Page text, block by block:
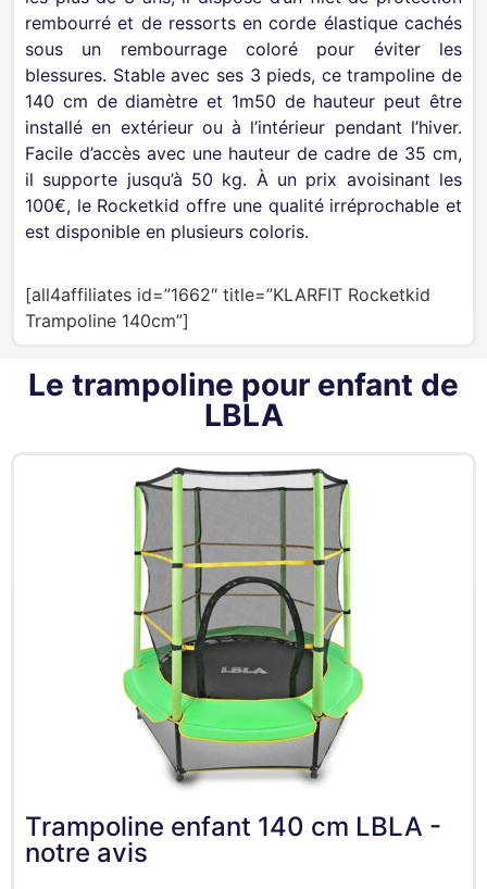
rembourré et de ressorts en corde élastique cachés
sous un rembourrage coloré pour éviter les
blessures. Stable avec ses 3 pieds, ce trampoline de
140 cm de diamètre et 1m50 de hauteur peut être
installé en extérieur ou à l’intérieur pendant l’hiver.
Facile d’accès avec une hauteur de cadre de 35 cm,
il supporte jusqu’à 50 kg. À un prix avoisinant les
100€, le Rocketkid offre une qualité irréprochable et
est disponible en plusieurs coloris.
[all4affiliates id=”1662″ title=”KLARFIT Rocketkid
Trampoline 140cm”]
Le trampoline pour enfant de
LBLA
Trampoline enfant 140 cm LBLA -
notre avis